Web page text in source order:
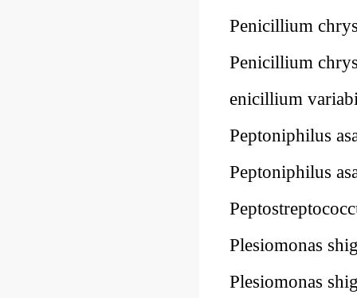
Penicillium
Penicillium
enicillium
Peptoniphilus
Peptoniphilus
Plesiomonas
Plesiomonas